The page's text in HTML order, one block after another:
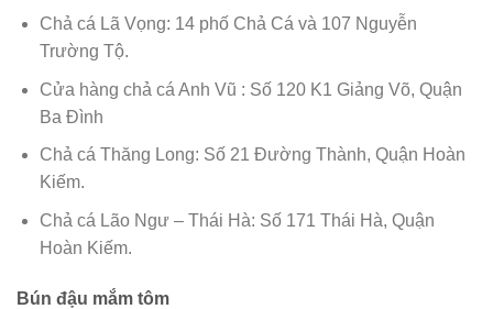
Chả cá Lã Vọng: 14 phố Chả Cá và 107 Nguyễn
Trường Tộ.
Cửa hàng chả cá Anh Vũ : Số 120 K1 Giảng Võ, Quận
Ba Đình
Chả cá Thăng Long: Số 21 Đường Thành, Quận Hoàn
Kiếm.
Chả cá Lão Ngư – Thái Hà: Số 171 Thái Hà, Quận
Hoàn Kiếm.
Bún đậu mắm tôm